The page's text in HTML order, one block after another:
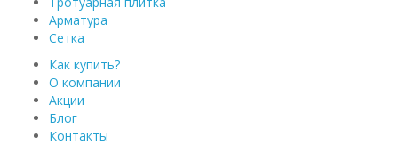
Арматура
Сетка
Как купить?
О компании
Акции
Блог
Контакты